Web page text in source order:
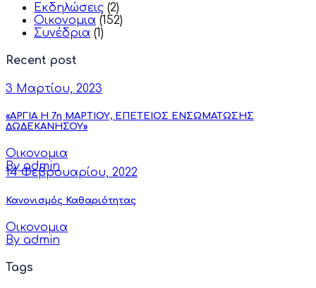
Εκδηλώσεις (2)
Οικονομια (152)
Συνέδρια (1)
Recent post
3 Μαρτίου, 2023
«ΑΡΓΙΑ Η 7η ΜΑΡΤΙΟΥ, ΕΠΕΤΕΙΟΣ ΕΝΣΩΜΑΤΩΣΗΣ
ΔΩΔΕΚΑΝΗΣΟΥ»
Οικονομια
By admin
14 Φεβρουαρίου, 2022
Κανονισμός Καθαριότητας
Οικονομια
By admin
Tags